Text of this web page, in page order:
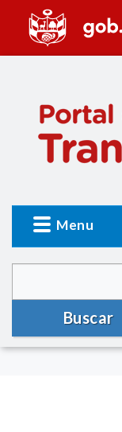
Menu
Buscar